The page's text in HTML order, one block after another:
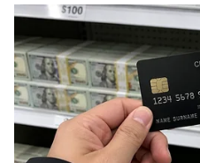
తెలిపారు. శాంతిభద్రతలు
ప్రపంచంతో పోటీపడేలా
అండగా వుంటా... మీ
నేను నిర్వహిస్తానని రేవంత్
కాంగ్రెస్ ప్రభుత్వంలో
దంచుడే | Asianet News